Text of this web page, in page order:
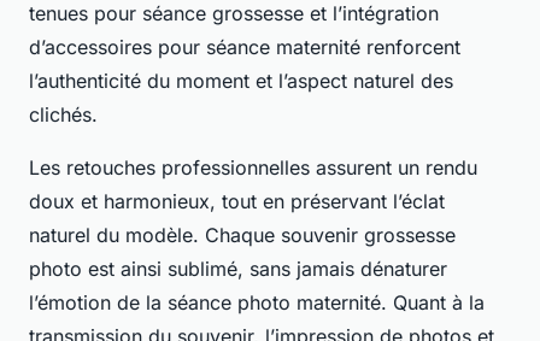
tenues pour séance grossesse et l’intégration
d’accessoires pour séance maternité renforcent
l’authenticité du moment et l’aspect naturel des
clichés.
Les retouches professionnelles assurent un rendu
doux et harmonieux, tout en préservant l’éclat
naturel du modèle. Chaque souvenir grossesse
photo est ainsi sublimé, sans jamais dénaturer
l’émotion de la séance photo maternité. Quant à la